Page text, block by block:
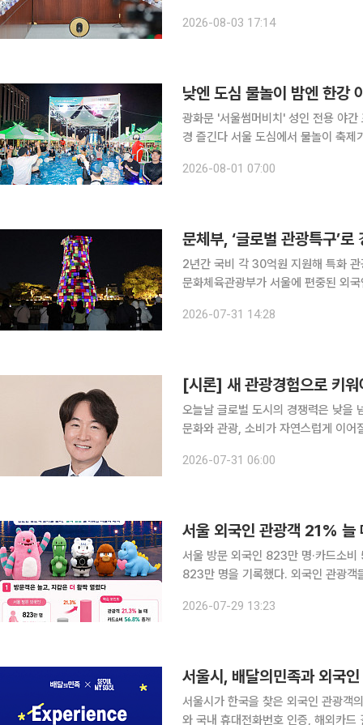
민에게 생중계했다. 도정의 주요 의사
2026-08-03 17:14
낮엔 도심 물놀이 밤엔 한강
광화문 '서울썸머비치' 성인 전용 야
경 즐긴다 서울 도심에서 물놀이 축제가 열리고 한강 야경 명소 운영시간이 늘어나면서 시민들이 즐
일 개장해 다음 달 9일까지 광화문광
2026-08-01 07:00
문체부, ‘글로벌 관광특구’
2년간 국비 각 30억원 지원해 특화
문화체육관광부가 서울에 편중된 외
특구 육성 사업 지원 대상지로 경주
2026-07-31 14:28
[시론] 새 관광경험으로 키워
오늘날 글로벌 도시의 경쟁력은 낮을
문화와 관광, 소비가 자연스럽게 이
2026-07-31 06:00
서울 외국인 관광객 21%
서울 방문 외국인 823만 명·카드소비 5조 6172억원 올해 상반기 서
823만 명을 기록했다. 외국인 관광
다 21.3% 증가했고 카드소비는
2026-07-29 13:23
서울시, 배달의민족과 외국
서울시가 한국을 찾은 외국인 관광객의 배달음
와 국내 휴대전화번호 인증, 해외카드